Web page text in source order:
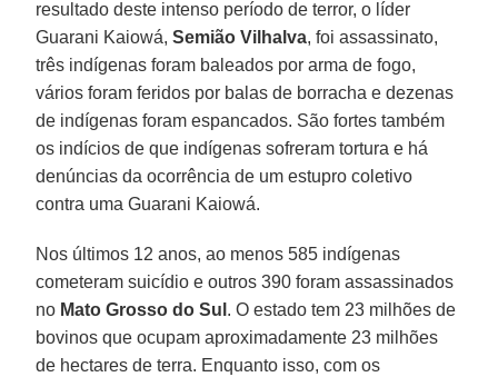
resultado deste intenso período de terror, o líder
Guarani Kaiowá,Semião Vilhalva, foi assassinato,
três indígenas foram baleados por arma de fogo,
vários foram feridos por balas de borracha e dezenas
de indígenas foram espancados. São fortes também
os indícios de que indígenas sofreram tortura e há
denúncias da ocorrência de um estupro coletivo
contra uma Guarani Kaiowá.
Nos últimos 12 anos, ao menos 585 indígenas
cometeram suicídio e outros 390 foram assassinados
no Mato Grosso do Sul . O estado tem 23 milhões de
bovinos que ocupam aproximadamente 23 milhões
de hectares de terra. Enquanto isso, com os